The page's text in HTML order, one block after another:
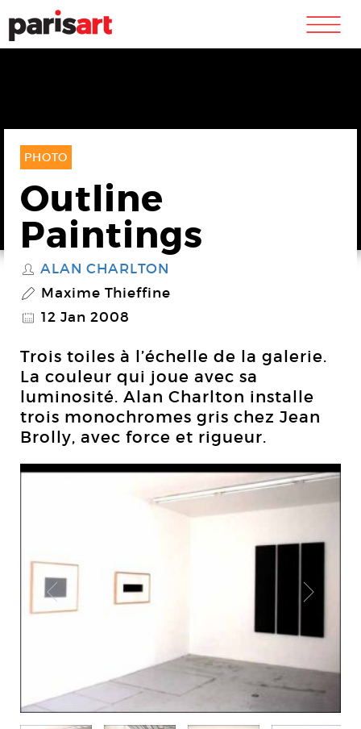
m
PHOTO
Outline
Paintings
S ALAN CHARLTON
P Maxime Thieffine
@ 12 Jan 2008
Trois toiles à l’échelle de la galerie.
La couleur qui joue avec sa
luminosité. Alan Charlton installe
trois monochromes gris chez Jean
Brolly, avec force et rigueur.